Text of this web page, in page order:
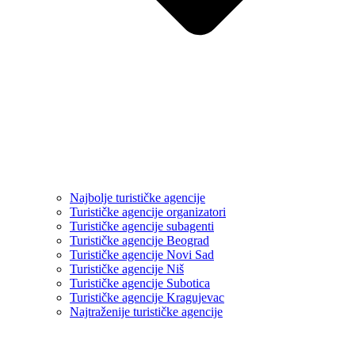
Najbolje turističke agencije
Turističke agencije organizatori
Turističke agencije subagenti
Turističke agencije Beograd
Turističke agencije Novi Sad
Turističke agencije Niš
Turističke agencije Subotica
Turističke agencije Kragujevac
Najtraženije turističke agencije